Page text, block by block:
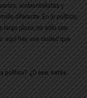
ambientalistas y
diferente. En lo político,
largo plazo, no solo con
aquí hay una ciudad que
política? ¿O sea, estás